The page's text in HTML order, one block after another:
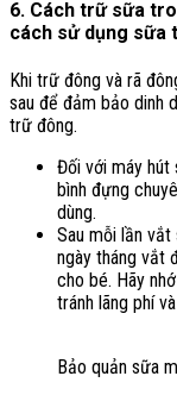
6. Cách trữ sữa
cách sử dụng sữa
Khi trữ đông và rã
sau để đảm bảo dinh
trữ đông.
Đối với máy hút
bình đựng
dùng.
Sau mỗi lần
ngày tháng vắt
cho bé. Hãy
tránh lãng phí
Bảo quản sữa